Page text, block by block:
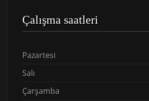
Çalışma saatleri
Pazartesi
Salı
Çarşamba